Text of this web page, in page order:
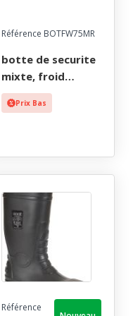
Référence BOTFW75MR
botte de securite
mixte, froid
intemperies
marron fourree
cl - 36/49
Prix Bas
Référence